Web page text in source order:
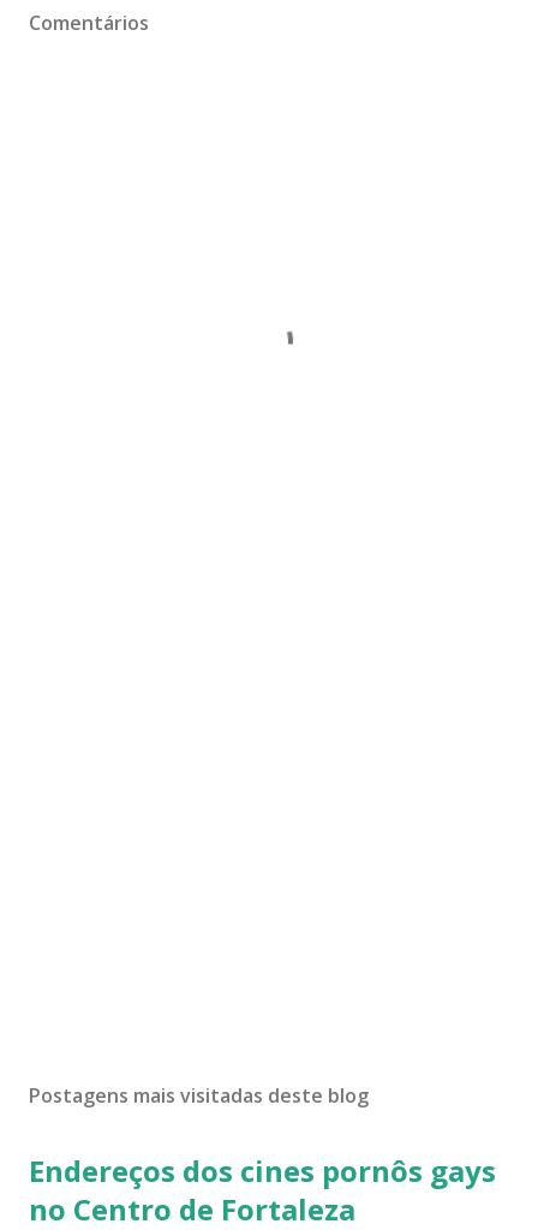
Comentários
Postagens mais visitadas deste blog
Endereços dos cines pornôs gays
no Centro de Fortaleza